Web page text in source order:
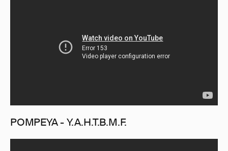
POMPEYA - Y.A.H.T.B.M.F.